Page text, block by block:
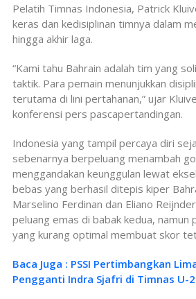
Pelatih Timnas Indonesia, Patrick
keras dan kedisiplinan timnya dalam
hingga akhir laga.
“Kami tahu Bahrain adalah tim yang
taktik. Para pemain menunjukkan
terutama di lini pertahanan,” ujar
konferensi pers pascapertandingan.
Indonesia yang tampil percaya diri
sebenarnya berpeluang menambah
menggandakan keunggulan lewat
bebas yang berhasil ditepis kiper
Marselino Ferdinan dan Eliano
peluang emas di babak kedua, namun
yang kurang optimal membuat skor
Baca Juga : PSSI Pertimbangkan
Pengganti Indra Sjafri di Timnas U-